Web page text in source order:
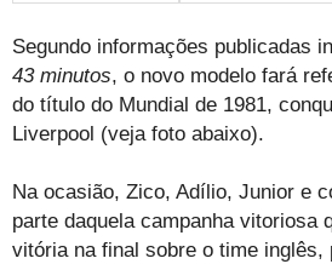
Segundo informações publicadas
43 minutos, o novo modelo fará
do título do Mundial de 1981,
Liverpool (veja foto abaixo).
Na ocasião, Zico, Adílio, Junior e
parte daquela campanha vitoriosa
vitória na final sobre o time inglês,